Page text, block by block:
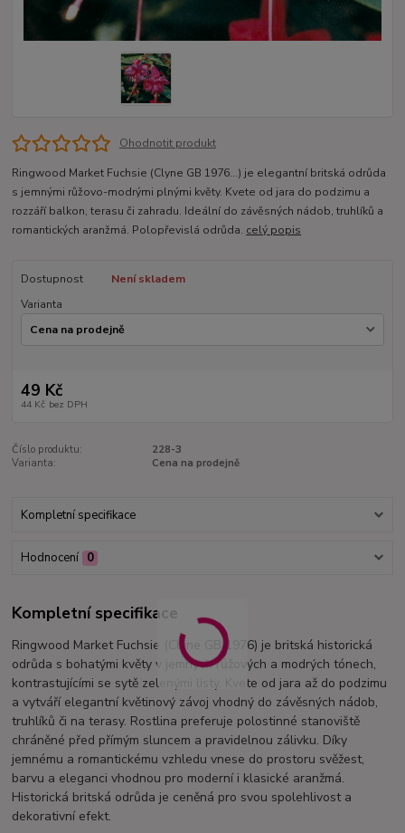
Ohodnotit produkt
Ringwood Market Fuchsie (Clyne GB 1976…) je elegantní britská odrůda
s jemnými růžovo-modrými plnými květy. Kvete od jara do podzimu a
rozzáří balkon, terasu či zahradu. Ideální do závěsných nádob, truhlíků a
romantických aranžmá. Polopřevislá odrůda. celý popis
Dostupnost
Není skladem
Varianta
49 Kč
44 Kč bez DPH
Číslo produktu:
228-3
Varianta:
Cena na prodejně
Kompletní specifikace
Hodnocení 0
Kompletní specifikace
Ringwood Market Fuchsie (Clyne GB 1976) je britská historická
odrůda s bohatými květy v jemných růžových a modrých tónech,
kontrastujícími se sytě zelenými listy. Kvete od jara až do podzimu
a vytváří elegantní květinový závoj vhodný do závěsných nádob,
truhlíků či na terasy. Rostlina preferuje polostinné stanoviště
chráněné před přímým sluncem a pravidelnou zálivku. Díky
jemnému a romantickému vzhledu vnese do prostoru svěžest,
barvu a eleganci vhodnou pro moderní i klasické aranžmá.
Historická britská odrůda je ceněná pro svou spolehlivost a
dekorativní efekt.